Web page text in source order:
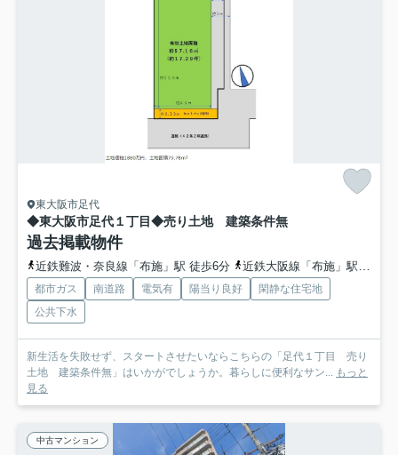
東大阪市足代
◆東大阪市足代１丁目◆売り土地 建築条件無
過去掲載物件
近鉄難波・奈良線「布施」駅 徒歩6分 近鉄大阪線「布施」駅 徒歩6分
都市ガス 南道路 電気有 陽当り良好
閑静な住宅地
公共下水
新生活を失敗せず、スタートさせたいならこちらの「足代１丁目 売り
土地 建築条件無」はいかがでしょうか。暮らしに便利なサン... もっと
見る
中古マンション